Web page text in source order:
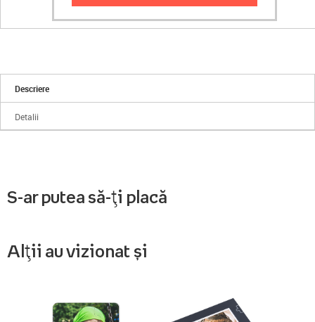
Descriere
Detalii
S-ar putea să-ți placă
Alții au vizionat și